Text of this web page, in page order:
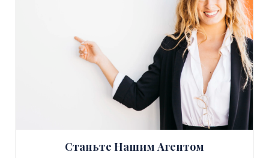
Станьте Нашим Агентом